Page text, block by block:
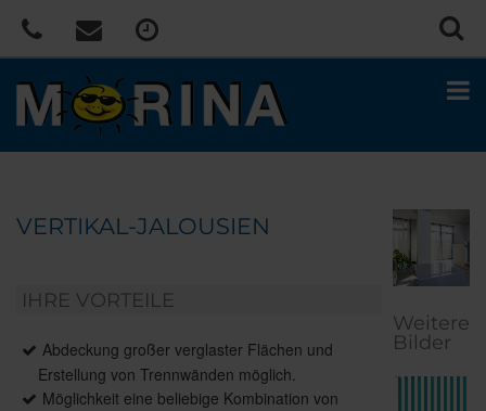
VERTIKAL-JALOUSIEN
IHRE VORTEILE
Abdeckung großer verglaster Flächen und
Erstellung von Trennwänden möglich.
Möglichkeit eine beliebige Kombination von
Weitere
Bilder